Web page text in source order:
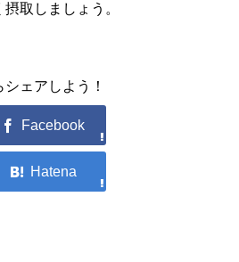
取しましょう。
ェアしよう！